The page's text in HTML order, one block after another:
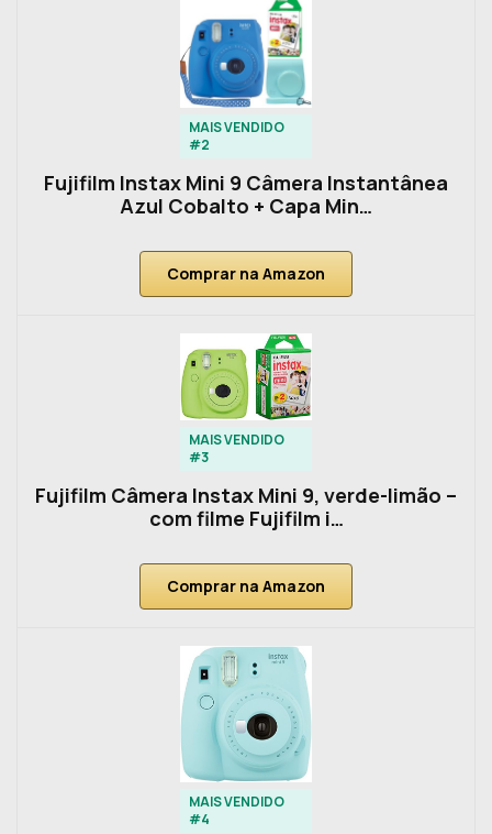
MAIS VENDIDO
#2
Fujifilm Instax Mini 9 Câmera Instantânea
Azul Cobalto + Capa Min…
Comprar na Amazon
MAIS VENDIDO
#3
Fujifilm Câmera Instax Mini 9, verde-limão –
com filme Fujifilm i…
Comprar na Amazon
MAIS VENDIDO
#4